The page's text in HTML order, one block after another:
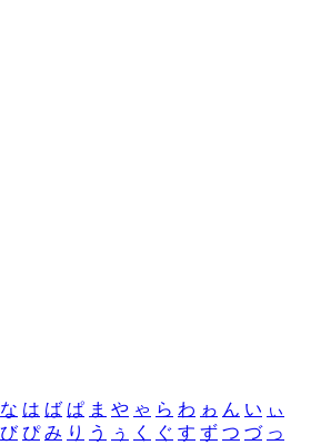
な は ば ぱ ま や ゃ ら わ ゎ ん い ぃ
び ぴ み り う ぅ く ぐ す ず つ づ っ